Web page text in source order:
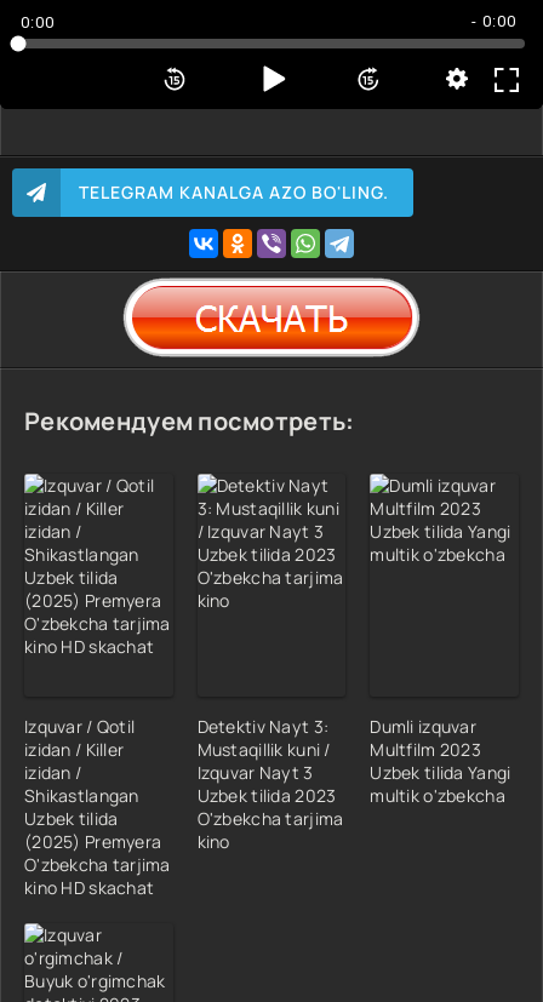
0:00 - 0:00
TELEGRAM KANALGA AZO BO'LING.
Рекомендуем посмотреть:
Izquvar / Qotil
izidan / Killer
izidan /
Shikastlangan
Uzbek tilida
(2025) Premyera
O'zbekcha tarjima
kino HD skachat
Detektiv Nayt 3:
Mustaqillik kuni /
Izquvar Nayt 3
Uzbek tilida 2023
O'zbekcha tarjima
kino
Dumli izquvar
Multfilm 2023
Uzbek tilida Yangi
multik o'zbekcha